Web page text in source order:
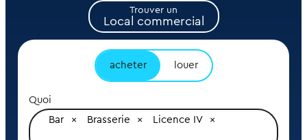
Trouver un
Local commercial
acheter louer
Quoi
Bar
Brasserie Licence IV